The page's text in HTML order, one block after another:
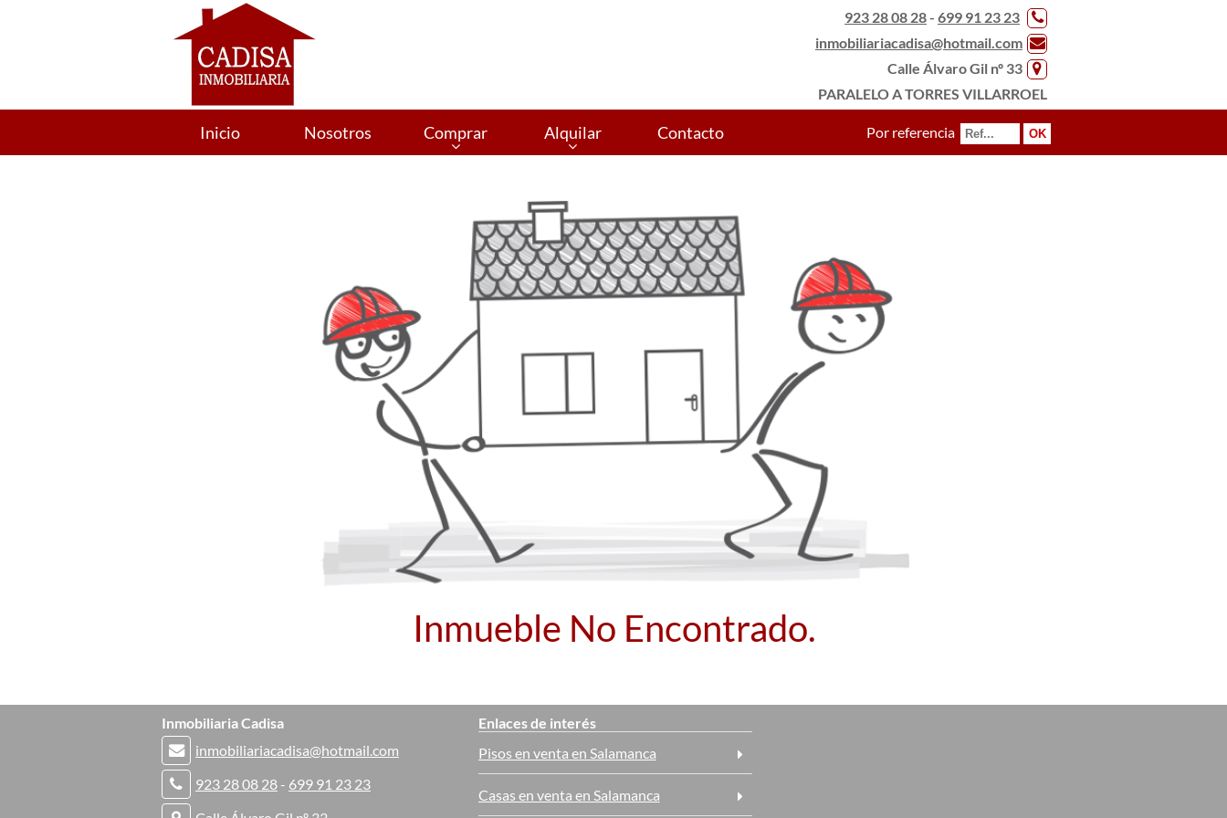
923 28 08 28- 699 91 23 23
inmobiliariacadisa@hotmail.com
Calle Álvaro Gil nº 33
PARALELO A TORRES VILLARROEL
Inicio Nosotros Comprar Alquilar Contacto Por referencia
Inmueble No Encontrado.
Inmobiliaria Cadisa
inmobiliariacadisa@hotmail.com
923 28 08 28 - 699 91 23 23
Enlaces de interés
Pisos en venta en Salamanca
Casas en venta en Salamanca